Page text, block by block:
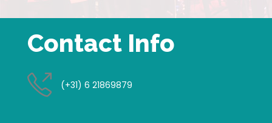
Contact Info
(+31) 6 21869879